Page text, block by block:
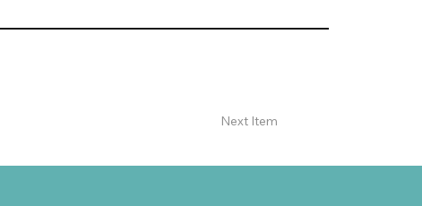
Next Item